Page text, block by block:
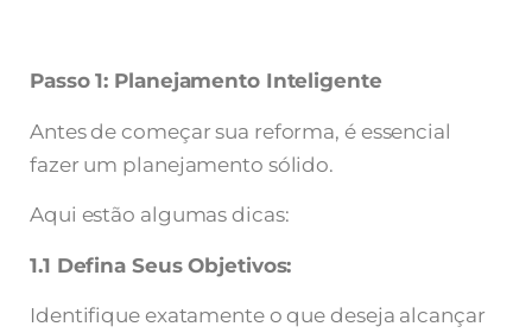
Passo 1: Planejamento Inteligente
Antes de começar sua reforma, é essencial
fazer um planejamento sólido.
Aqui estão algumas dicas:
1.1 Defina Seus Objetivos:
Identifique exatamente o que deseja alcançar